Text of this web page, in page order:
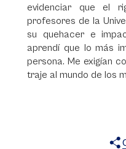
evidenciar que el
profesores de la
su quehacer e
aprendí que lo más
persona. Me exigían
traje al mundo de los